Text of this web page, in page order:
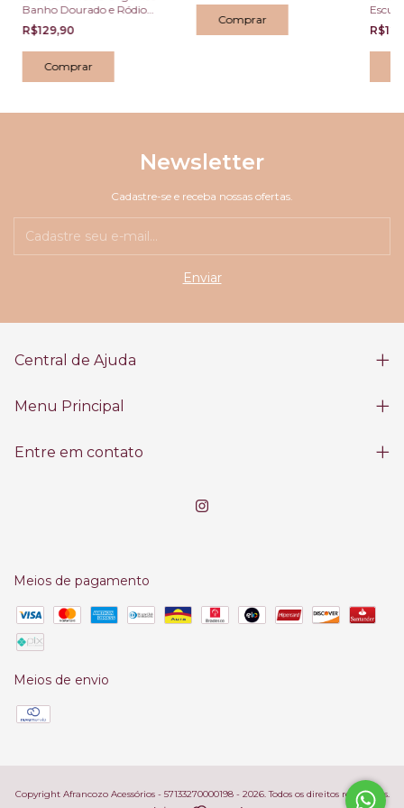
Banho Dourado e Ródio
Branco
R$129,90
Newsletter
Cadastre-se e receba nossas ofertas.
Central de Ajuda
Menu Principal
Entre em contato
Meios de pagamento
Meios de envio
Copyright Afrancozo Acessórios - 57133270000198 - 2026. Todos os direitos reservados.